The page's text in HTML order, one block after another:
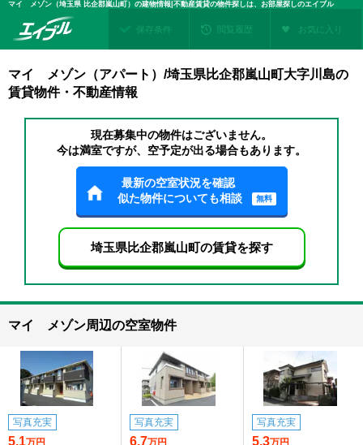
マイ メゾン（埼玉県 比企郡嵐山町）の建物情報|不動産賃貸の物件探しは、お部屋探しのエイブル
保存条件 閲覧履歴 お気に入り
マイ メゾン（アパート）/埼玉県比企郡嵐山町大字川島の
賃貸物件・不動産情報
現在募集中の物件はございません。
今は満室ですが、空予定が出る場合もあります。
最新の空室状況を確認
似た物件についても相談
無料
埼玉県比企郡嵐山町の賃貸を探す
マイ メゾン周辺の空室物件
写真充実
5.1万円
写真充実
6.7万円
写真充実
5.3万円